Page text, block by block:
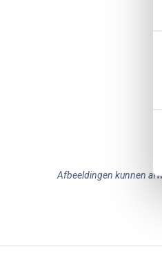
Afbeeldingen kunnen